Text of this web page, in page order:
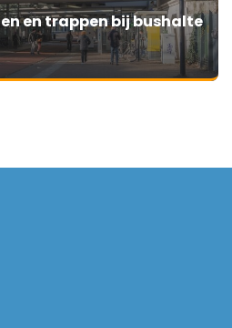
en trappen bij bushalte